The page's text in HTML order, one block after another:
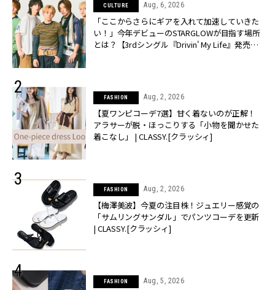
CULTURE Aug, 6, 2026
「ここからさらにギアを入れて加速していきた
い！」今年デビューのSTARGLOWが目指す場所
とは？【3rdシングル『Drivin' My Life』発売】 |
FASHION Aug, 2, 2026
【夏ワンピコーデ7選】甘く着ないのが正解！
アラサーが脱・ほっこりする「小物を聞かせた
着こなし」 | CLASSY.[クラッシィ]
FASHION Aug, 2, 2026
【梅澤美波】今夏の注目株！ジュエリー感覚の
「サムリングサンダル」でパンツコーデを更新
| CLASSY.[クラッシィ]
FASHION Aug, 5, 2026